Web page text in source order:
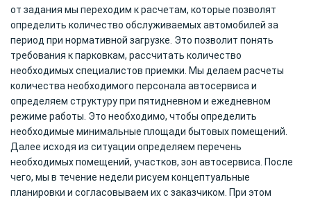
от задания мы переходим к расчетам, которые позволят
определить количество обслуживаемых автомобилей за
период при нормативной загрузке. Это позволит понять
требования к парковкам, рассчитать количество
необходимых специалистов приемки. Мы делаем расчеты
количества необходимого персонала автосервиса и
определяем структуру при пятидневном и ежедневном
режиме работы. Это необходимо, чтобы определить
необходимые минимальные площади бытовых помещений.
Далее исходя из ситуации определяем перечень
необходимых помещений, участков, зон автосервиса. После
чего, мы в течение недели рисуем концептуальные
планировки и согласовываем их с заказчиком. При этом